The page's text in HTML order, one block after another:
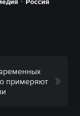
примеряют